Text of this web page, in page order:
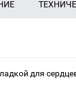
для